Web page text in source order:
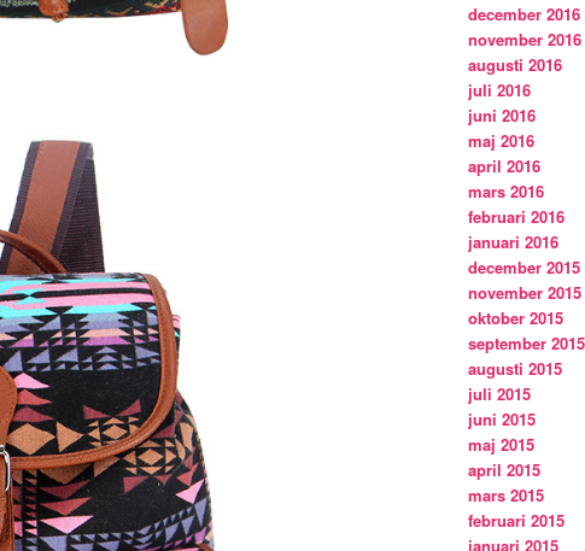
december 2016
november 2016
augusti 2016
juli 2016
juni 2016
maj 2016
april 2016
mars 2016
februari 2016
januari 2016
december 2015
november 2015
oktober 2015
september 2015
augusti 2015
juli 2015
juni 2015
maj 2015
april 2015
mars 2015
februari 2015
januari 2015